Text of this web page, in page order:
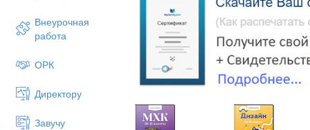
Внеурочная
работа
ОРК
Директору
Завучу